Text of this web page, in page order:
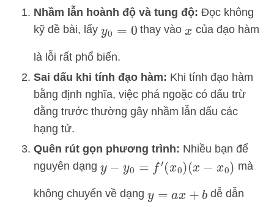
Nhầm lẫn hoành độ và tung độ: Đọc không
kỹ đề bài, lấy y0 =0 thay vào x của đạo hàm
là lỗi rất phổ biến.
Sai dấu khi tính đạo hàm: Khi tính đạo hàm
bằng định nghĩa, việc phá ngoặc có dấu trừ
đằng trước thường gây nhầm lẫn dấu các
hạng tử.
Quên rút gọn phương trình: Nhiều bạn để
nguyên dạng y −y 0= f′(x 0)(x−x0) mà
không chuyển về dạng y =a x+b dễ dẫn